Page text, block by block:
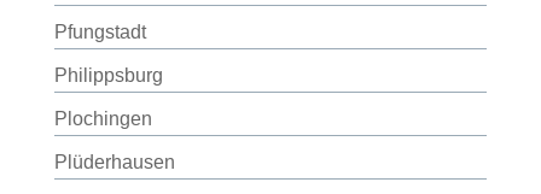
Pfungstadt
Philippsburg
Plochingen
Plüderhausen